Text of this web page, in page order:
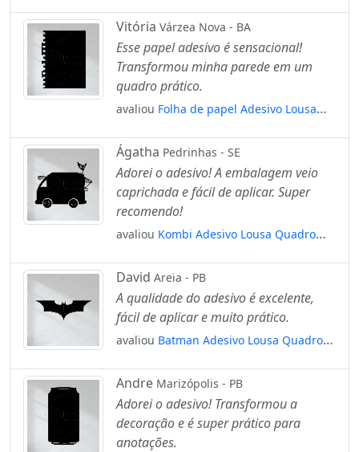
com Giz Mod:33
Vitória Várzea Nova - BA
Esse papel adesivo é sensacional!
Transformou minha parede em um
quadro prático.
avaliou Folha de papel Adesivo Lousa
com Giz Mod:66
Ágatha Pedrinhas - SE
Adorei o adesivo! A embalagem veio
caprichada e fácil de aplicar. Super
recomendo!
avaliou Kombi Adesivo Lousa Quadro
Mod:109
David Areia - PB
A qualidade do adesivo é excelente,
fácil de aplicar e muito prático.
avaliou Batman Adesivo Lousa Quadro
Mod:14
Andre Marizópolis - PB
Adorei o adesivo! Transformou a
decoração e é super prático para
anotações.